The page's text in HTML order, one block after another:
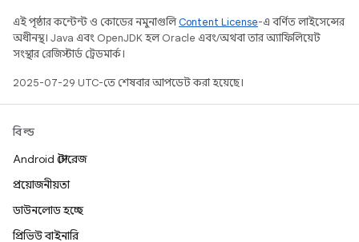
এই পৃষ্ঠার কন্টেন্ট ও কোডের নমুনাগুলিContent License-এ বর্ণিত লাইসেন্সের
অধীনস্থ। Java এবং OpenJDK হল Oracle এবং/অথবা তার অ্যাফিলিয়েট
সংস্থার রেজিস্টার্ড ট্রেডমার্ক।
2025-07-29 UTC-তে শেষবার আপডেট করা হয়েছে।
বিল্ড
Android স্টোরেজ
প্রয়োজনীয়তা
ডাউনলোড হচ্ছে
প্রিভিউ বাইনারি